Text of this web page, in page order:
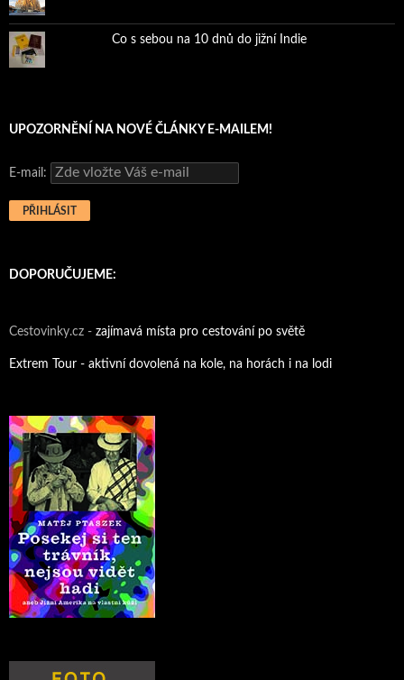
Co s sebou na 10 dnů do jižní Indie
UPOZORNĚNÍ NA NOVÉ ČLÁNKY E-MAILEM!
E-mail:
DOPORUČUJEME:
Cestovinky.cz - zajímavá místa pro cestování po světě
Extrem Tour - aktivní dovolená na kole, na horách i na lodi